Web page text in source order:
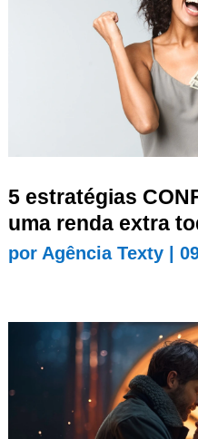
5 estratégias
uma renda extra
por Agência Texty|